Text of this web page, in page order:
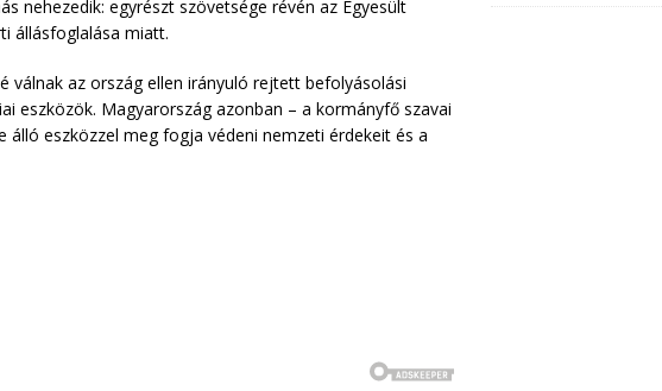
nehezedik: egyrészt szövetsége révén az Egyesült
állásfoglalása miatt.
válnak az ország ellen irányuló rejtett befolyásolási
eszközök. Magyarország azonban – a kormányfő szavai
álló eszközzel meg fogja védeni nemzeti érdekeit és a